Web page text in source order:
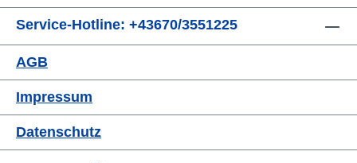
Service-Hotline: +43670/3551225
AGB
Impressum
Datenschutz